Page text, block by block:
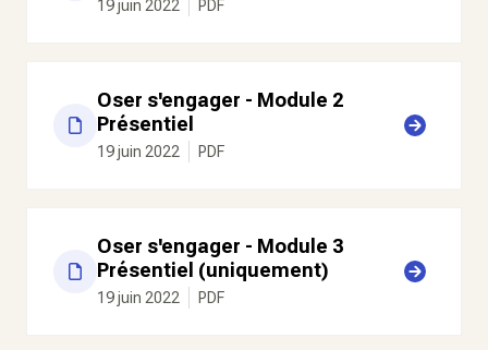
19 juin 2022 PDF
Oser s'engager - Module 2
Présentiel
19 juin 2022 PDF
Oser s'engager - Module 3
Présentiel (uniquement)
19 juin 2022 PDF